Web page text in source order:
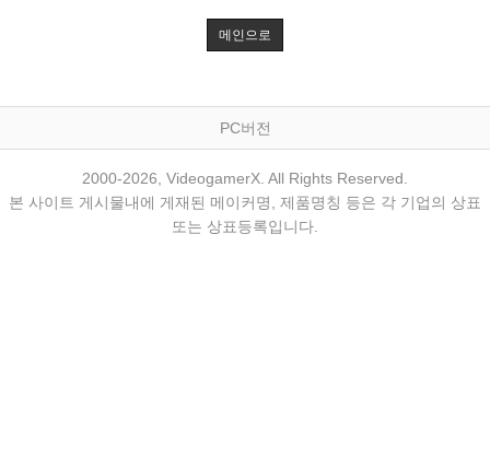
메인으로
PC버전
2000-2026, VideogamerX. All Rights Reserved.
본 사이트 게시물내에 게재된 메이커명, 제품명칭 등은 각 기업의 상표
또는 상표등록입니다.